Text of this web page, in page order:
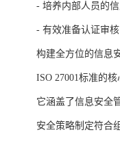
- 培养内部人员的
- 有效准备认证审
构建全方位的信息
ISO 27001标准的
它涵盖了信息安全
安全策略制定符合